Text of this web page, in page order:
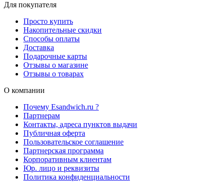
Для покупателя
Просто купить
Накопительные скидки
Способы оплаты
Доставка
Подарочные карты
Отзывы о магазине
Отзывы о товарах
О компании
Почему Esandwich.ru ?
Партнерам
Контакты, адреса пунктов выдачи
Публичная оферта
Пользовательское соглашение
Партнерская программа
Корпоративным клиентам
Юр. лицо и реквизиты
Политика конфиденциальности